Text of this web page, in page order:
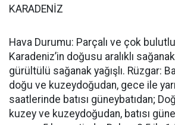
KARADENİZ
Hava Durumu: Parçalı ve çok
Karadeniz’in doğusu aralıklı
gürültülü sağanak yağışlı. Rüzgar:
doğu ve kuzeydoğudan, gece ile
saatlerinde batısı güneybatıdan;
kuzey ve kuzeydoğudan, batısı